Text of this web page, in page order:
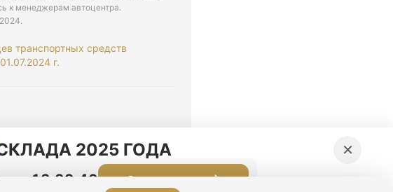
к менеджерам автоцентра.
.
транспортных средств
г.
2025 ГОДА
13:39:39 Оставить заявку
×